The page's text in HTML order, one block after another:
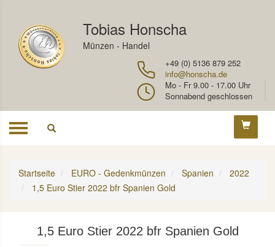
Tobias Honscha
Münzen - Handel
+49 (0) 5136 879 252
info@honscha.de
Mo - Fr 9.00 - 17.00 Uhr
Sonnabend geschlossen
Toggle
Startseite EURO - Gedenkmünzen Spanien
2022
1,5 Euro Stier 2022 bfr Spanien Gold
1,5 Euro Stier 2022 bfr Spanien Gold